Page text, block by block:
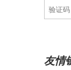
友情